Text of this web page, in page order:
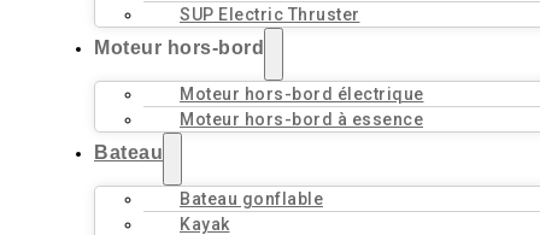
SUP Electric Thruster
Moteur hors-bord
Moteur hors-bord électrique
Moteur hors-bord à essence
Bateau
Bateau gonflable
Kayak